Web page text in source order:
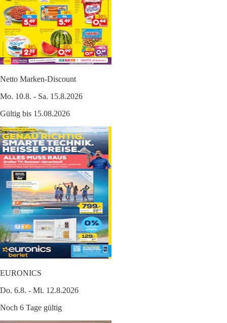
Netto Marken-Discount
Mo. 10.8. - Sa. 15.8.2026
Gültig bis 15.08.2026
EURONICS
Do. 6.8. - Mi. 12.8.2026
Noch 6 Tage gültig